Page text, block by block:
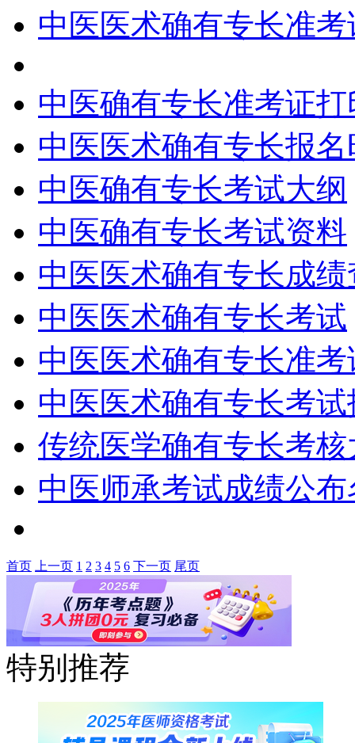
中医医术确有专长准
中医确有专长准考证打
中医医术确有专长报名
中医确有专长考试大纲
中医确有专长考试资料
中医医术确有专长成绩
中医医术确有专长考试
中医医术确有专长准考
中医医术确有专长考试
传统医学确有专长考核
中医师承考试成绩公布
首页 上一页 1 2 3 4 5 6 下一页 尾页
特别推荐